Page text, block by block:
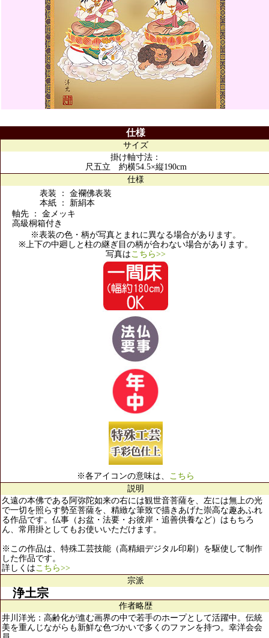
仕様
サイズ
掛け軸寸法：
尺五立 約横54.5×縦190cm
仕様
表装 ： 金襴佛表装
本紙 ： 新絹本
軸先 ： 金メッキ
高級桐箱付き
※表装の色・柄が写真とまれに異なる場合があります。
※上下の中廻しと柱の継ぎ目の柄が合わない場合があります。
写真はこちら>>
※各アイコンの意味は、 こちら
説明
久遠の本佛である阿弥陀如来の右には観世音菩薩を、左には無上の光
で一切を照らす勢至菩薩を、精緻な筆致で描きあげた崇高な趣あふれ
る作品です。仏事（お盆・法要・お彼岸・追善供養など）はもちろ
ん、常用掛としてもお使いいただけます。
※この作品は、特殊工芸技能（高精細デジタル印刷）を駆使して制作
した作品です。
詳しくはこちら>>
宗派
浄土宗
作者略歴
井川洋光：高齢化が進む画界の中で若手のホープとして活躍中。伝統
美を重んじながらも新鮮な色づかいで多くのファンを持つ。幸洋会会